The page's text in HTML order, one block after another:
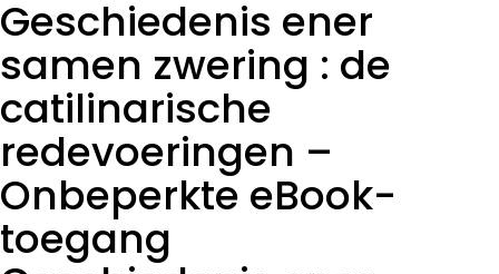
Geschiedenis ener
samen zwering : de
catilinarische
redevoeringen –
Onbeperkte eBook-
toegang